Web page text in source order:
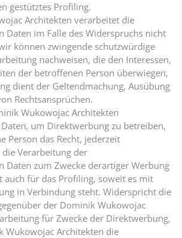
gestütztes Profiling.
Architekten verarbeitet die
Daten im Falle des Widerspruchs nicht
können zwingende schutzwürdige
nachweisen, die den Interessen,
der betroffenen Person überwiegen,
dient der Geltendmachung, Ausübung
Rechtsansprüchen.
Wukowojac Architekten
um Direktwerbung zu betreiben,
Person das Recht, jederzeit
Verarbeitung der
Daten zum Zwecke derartiger Werbung
auch für das Profiling, soweit es mit
in Verbindung steht. Widerspricht die
der Dominik Wukowojac
für Zwecke der Direktwerbung,
Wukowojac Architekten die